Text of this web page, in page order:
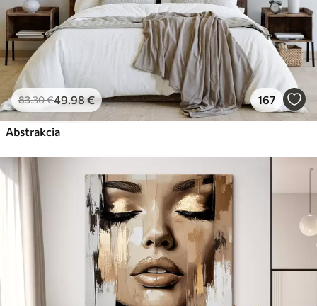
83.30€49.98€ 167
Abstrakcia